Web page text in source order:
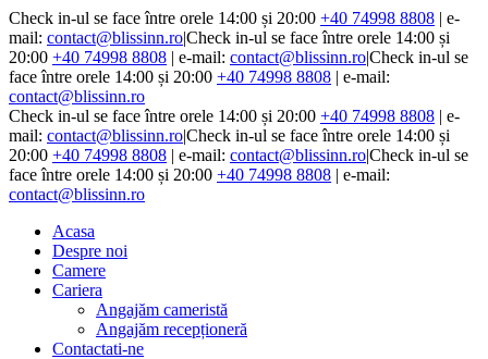
Check in-ul se face între orele 14:00 și 20:00 +40 74998 8808 | e-
mail: contact@blissinn.ro|Check in-ul se face între orele 14:00 și
20:00 +40 74998 8808 | e-mail: contact@blissinn.ro|Check in-ul se
face între orele 14:00 și 20:00 +40 74998 8808 | e-mail:
contact@blissinn.ro
Check in-ul se face între orele 14:00 și 20:00 +40 74998 8808 | e-
mail: contact@blissinn.ro|Check in-ul se face între orele 14:00 și
20:00 +40 74998 8808 | e-mail: contact@blissinn.ro|Check in-ul se
face între orele 14:00 și 20:00 +40 74998 8808 | e-mail:
contact@blissinn.ro
Acasa
Despre noi
Camere
Cariera
Angajăm cameristă
Angajăm recepționeră
Contactati-ne